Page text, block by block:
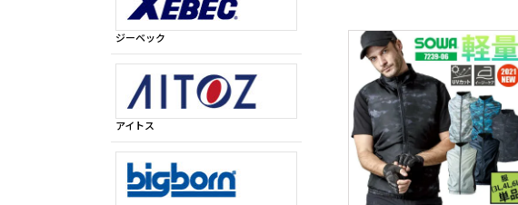
ジーベック
アイトス